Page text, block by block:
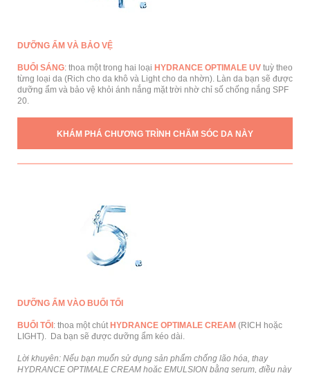
DƯỠNG ẨM VÀ BẢO VỆ
BUỔI SÁNG: thoa một trong hai loại HYDRANCE OPTIMALE UV tuỳ theo
từng loại da (Rich cho da khô và Light cho da nhờn). Làn da bạn sẽ được
dưỡng ẩm và bảo vệ khỏi ánh nắng mặt trời nhờ chỉ số chống nắng SPF
20.
KHÁM PHÁ CHƯƠNG TRÌNH CHĂM SÓC DA NÀY
DƯỠNG ẨM VÀO BUỐI TỐI
BUỔI TỐI : thoa một chút HYDRANCE OPTIMALE CREAM (RICH hoặc
LIGHT). Da bạn sẽ được dưỡng ẩm kéo dài.
Lời khuyên: Nếu bạn muốn sử dụng sản phẩm chống lão hóa, thay
HYDRANCE OPTIMALE CREAM hoặc EMULSION bằng serum, điều này